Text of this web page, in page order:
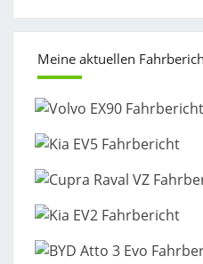
Meine aktuellen